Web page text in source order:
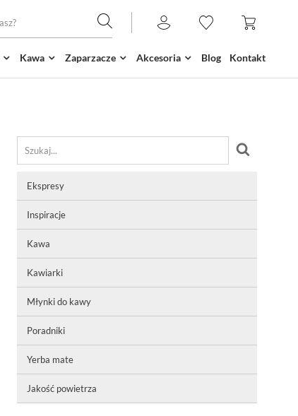
Kawa Zaparzacze Akcesoria Blog Kontakt
Ekspresy
Inspiracje
Kawa
Kawiarki
Młynki do kawy
Poradniki
Yerba mate
Jakość powietrza